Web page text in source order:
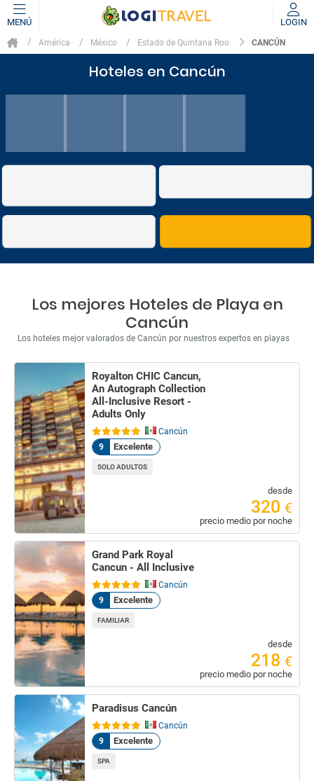
MENÚ LOGIN
América México Estado de Quintana Roo CANCÚN
Hoteles en Cancún
Los mejores Hoteles de Playa en
Cancún
Los hoteles mejor valorados de Cancún por nuestros expertos en playas
Royalton CHIC Cancun,
An Autograph Collection
All-Inclusive Resort -
Adults Only
Cancún
9
Excelente
SOLO ADULTOS
desde
320 €
precio medio por noche
Grand Park Royal
Cancun - All Inclusive
Cancún
9
Excelente
FAMILIAR
desde
218 €
precio medio por noche
Paradisus Cancún
Cancún
9
Excelente
SPA